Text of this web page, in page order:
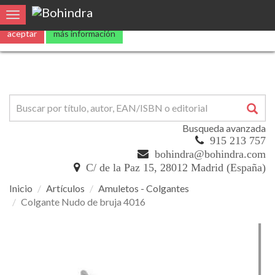
Utilizamoscookies propias y de terceros para mejorar nuestros
aceptar más información
Toggle navigation
Busqueda avanzada
915 213 757
bohindra@bohindra.com
C/ de la Paz 15, 28012 Madrid (España)
Inicio Artículos
Amuletos - Colgantes
Colgante Nudo de bruja 4016